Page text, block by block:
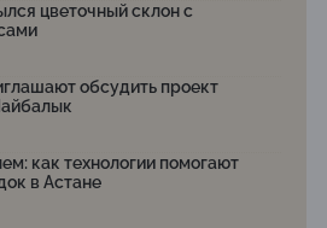
цветочный склон с
обсудить проект
как технологии помогают
в Астане